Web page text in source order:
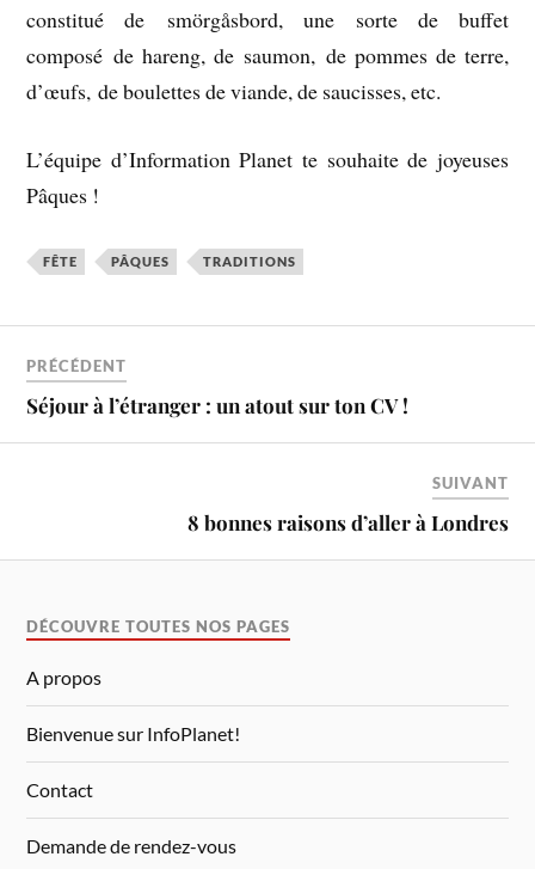
constitué de smörgåsbord, une sorte de buffet
composé de hareng, de saumon, de pommes de terre,
d’œufs, de boulettes de viande, de saucisses, etc.
L’équipe d’Information Planet te souhaite de joyeuses
Pâques !
FÊTE PÂQUES TRADITIONS
PRÉCÉDENT
Séjour à l’étranger : un atout sur ton CV !
SUIVANT
8 bonnes raisons d’aller à Londres
DÉCOUVRE TOUTES NOS PAGES
A propos
Bienvenue sur InfoPlanet!
Contact
Demande de rendez-vous